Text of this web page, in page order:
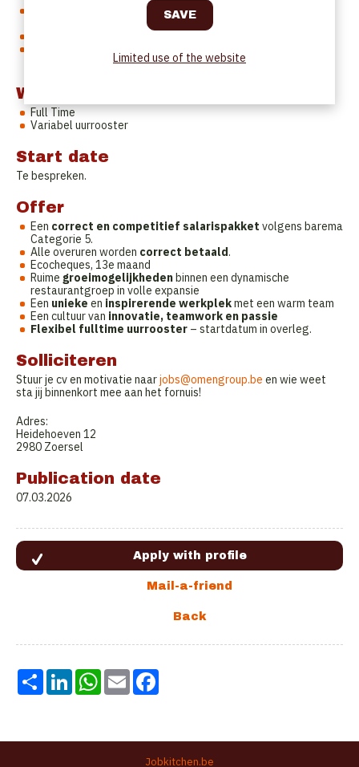
Geen probleem, jouw hands-on
mentaliteit maakt het verschil
gepassioneerde collega'
Work Schedule
Full Time
Variabel uurrooster
Start date
Te bespreken.
Offer
Een correct en competitief salarispakket volgens barema
Categorie 5.
Alle overuren worden correct betaald.
Ecocheques, 13e maand
Ruime groeimogelijkhedenbinnen een dynamische
restaurantgroep in volle expansie
Een unieke en inspirerende werkplekmet een warm team
Een cultuur van innovatie, teamwork en passie
Flexibel fulltime uurrooster – startdatum in overleg.
Solliciteren
Stuur je cv en motivatie naarjobs@omengroup.be en wie weet
sta jij binnenkort mee aan het fornuis!
Adres:
Heidehoeven 12
2980 Zoersel
Publication date
07.03.2026
Share LinkedInWhatsApp
Email
Jobkitchen.be
Limited use of the website